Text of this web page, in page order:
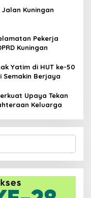
Kuningan
Pekerja
Kuningan
Yatim di HUT ke-50
Berjaya
Upaya Tekan
Keluarga